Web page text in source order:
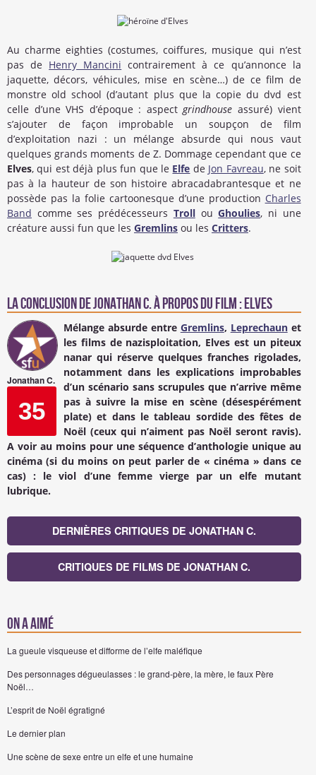
Au charme eighties (costumes, coiffures, musique qui n’est
pas de Henry Mancini contrairement à ce qu’annonce la
jaquette, décors, véhicules, mise en scène…) de ce film de
monstre old school (d’autant plus que la copie du dvd est
celle d’une VHS d’époque : aspectgrindhouse assuré) vient
s’ajouter de façon improbable un soupçon de film
d’exploitation nazi : un mélange absurde qui nous vaut
quelques grands moments de Z. Dommage cependant que ce
Elves, qui est déjà plus fun que le Elfe de Jon Favreau, ne soit
pas à la hauteur de son histoire abracadabrantesque et ne
possède pas la folie cartoonesque d’une production Charles
Band comme ses prédécesseurs TrollouGhoulies, ni une
créature aussi fun que les Gremlins ou les Critters.
La conclusion deJonathan C.à propos du Film : Elves
Jonathan C.
35
Mélange absurde entre Gremlins, Leprechaunet
les films de nazisploitation, Elves est un piteux
nanar qui réserve quelques franches rigolades,
notamment dans les explications improbables
d’un scénario sans scrupules que n’arrive même
pas à suivre la mise en scène (désespérément
plate) et dans le tableau sordide des fêtes de
Noël (ceux qui n’aiment pas Noël seront ravis).
A voir au moins pour une séquence d’anthologie unique au
cinéma (si du moins on peut parler de « cinéma » dans ce
cas) : le viol d’une femme vierge par un elfe mutant
lubrique.
DERNIÈRES CRITIQUES DE JONATHAN C.
CRITIQUES DE FILMS DE JONATHAN C.
On a aimé
La gueule visqueuse et difforme de l’elfe maléfique
Des personnages dégueulasses : le grand-père, la mère, le faux Père
Noël…
L’esprit de Noël égratigné
Le dernier plan
Une scène de sexe entre un elfe et une humaine